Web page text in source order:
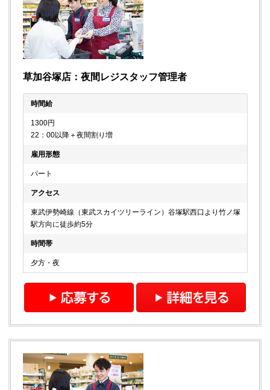
草加谷塚店：夜間レジスタッフ管理者
時間給
1300円
22：00以降＋夜間割り増
雇用形態
パート
アクセス
東武伊勢崎線（東武スカイツリーライン）谷塚駅西口より竹ノ塚
駅方向に徒歩約5分
時間帯
夕方・夜